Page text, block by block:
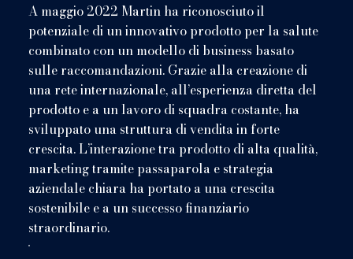
A maggio 2022 Martin ha riconosciuto il
potenziale di un innovativo prodotto per la salute
combinato con un modello di business basato
sulle raccomandazioni. Grazie alla creazione di
una rete internazionale, all’esperienza diretta del
prodotto e a un lavoro di squadra costante, ha
sviluppato una struttura di vendita in forte
crescita. L’interazione tra prodotto di alta qualità,
marketing tramite passaparola e strategia
aziendale chiara ha portato a una crescita
sostenibile e a un successo finanziario
straordinario.